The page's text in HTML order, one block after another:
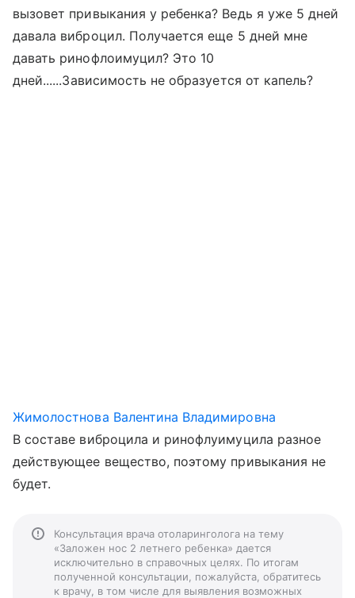
вызовет привыкания у ребенка? Ведь я уже 5 дней
давала виброцил. Получается еще 5 дней мне
давать ринофлоимуцил? Это 10
дней......Зависимость не образуется от капель?
Жимолостнова Валентина Владимировна
В составе виброцила и ринофлуимуцила разное
действующее вещество, поэтому привыкания не
будет.
Консультация врача отоларинголога на тему
«Заложен нос 2 летнего ребенка» дается
исключительно в справочных целях. По итогам
полученной консультации, пожалуйста, обратитесь
к врачу, в том числе для выявления возможных